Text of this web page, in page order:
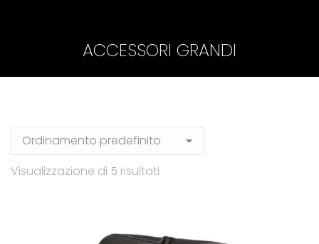
ACCESSORI GRANDI
Visualizzazione di 5 risultati